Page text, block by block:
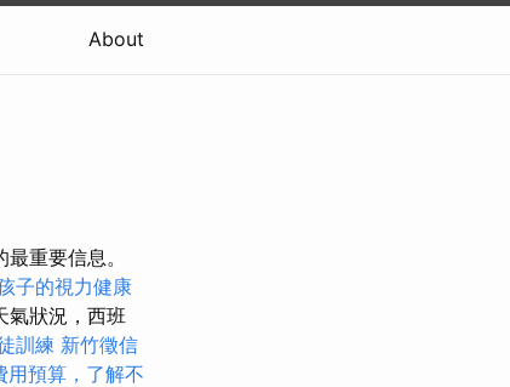
About
重要信息。
子的視力健康
氣狀況，西班
訓練 新竹徵信
用預算，了解不